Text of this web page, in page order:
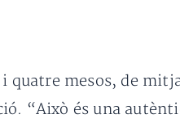
quatre mesos, de
“Això és una